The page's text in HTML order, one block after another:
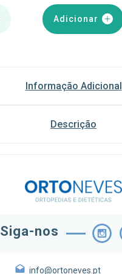
Adicionar
Informação Adicional
Descrição
Siga-nos
info@ortoneves.pt